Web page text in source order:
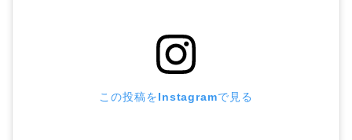
この投稿をInstagramで見る